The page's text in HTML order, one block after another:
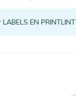
EN PRINTLINT